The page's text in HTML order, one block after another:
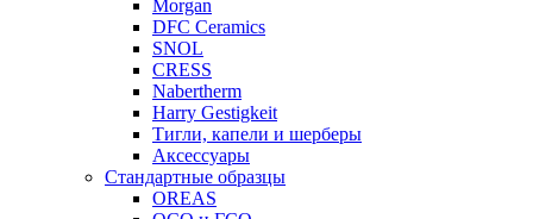
Morgan
DFC Ceramics
SNOL
CRESS
Nabertherm
Harry Gestigkeit
Тигли, капели и шерберы
Аксессуары
Стандартные образцы
OREAS